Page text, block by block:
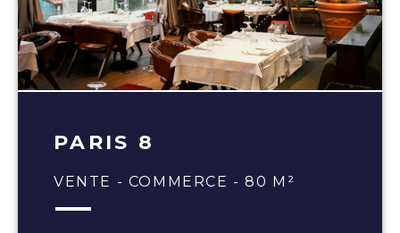
PARIS 8
VENTE - COMMERCE - 80 M²